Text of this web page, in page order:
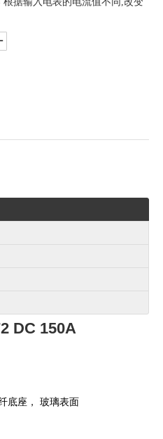
DC 150A
底座， 玻璃表面